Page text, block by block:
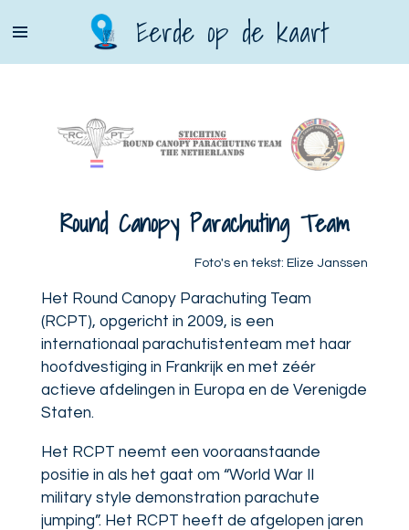
direct
naar
Eerde op de kaart
Round Canopy Parachuting Team
Foto's en tekst: Elize Janssen
Het Round Canopy Parachuting Team
(RCPT), opgericht in 2009, is een
internationaal parachutistenteam met haar
hoofdvestiging in Frankrijk en met zéér
actieve afdelingen in Europa en de Verenigde
Staten.
Het RCPT neemt een vooraanstaande
positie in als het gaat om “World War II
military style demonstration parachute
jumping”. Het RCPT heeft de afgelopen jaren